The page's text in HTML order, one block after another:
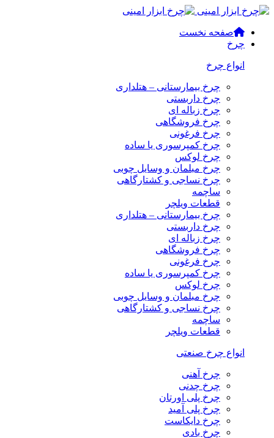
صفحه نخست
چرخ
انواع چرخ
چرخ بیمارستانی – هتلداری
چرخ داربستی
چرخ زباله ای
چرخ فروشگاهی
چرخ فرغونی
چرخ کمپرسوری یا ساده
چرخ لوکس
چرخ مبلمان و وسایل چوبی
چرخ نساجی و کشتارگاهی
ساچمه
قطعات ویلچر
چرخ بیمارستانی – هتلداری
چرخ داربستی
چرخ زباله ای
چرخ فروشگاهی
چرخ فرغونی
چرخ کمپرسوری یا ساده
چرخ لوکس
چرخ مبلمان و وسایل چوبی
چرخ نساجی و کشتارگاهی
ساچمه
قطعات ویلچر
انواع چرخ صنعتی
چرخ آهنی
چرخ چدنی
چرخ پلی اورتان
چرخ پلی آمید
چرخ دایکاست
چرخ بادی